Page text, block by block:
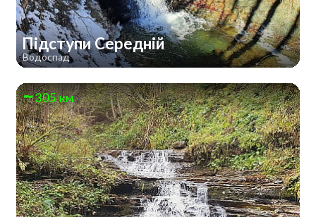
Підступи Середній
Водоспад
305 км